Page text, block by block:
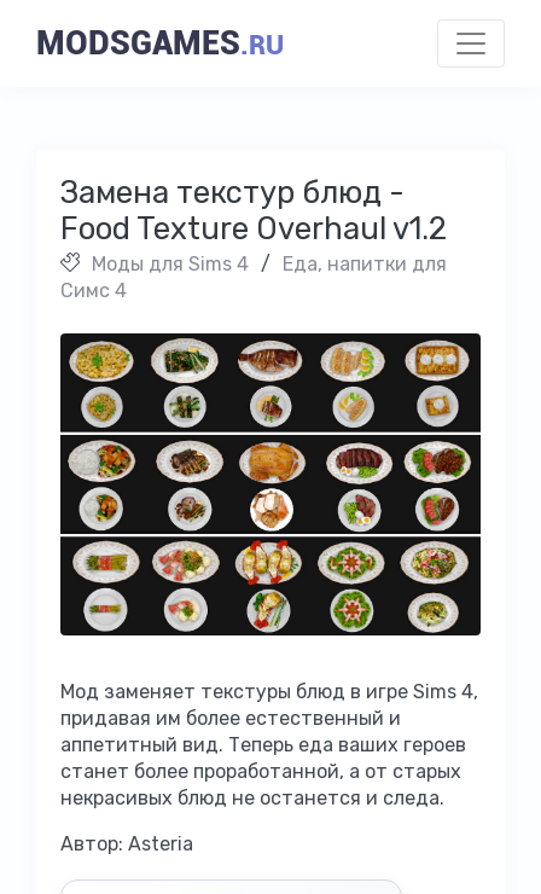
MODSGAMES.RU
Замена текстур блюд -
Food Texture Overhaul v1.2
Моды для Sims 4 /
Еда, напитки для
Симс 4
Мод заменяет текстуры блюд в игре Sims 4,
придавая им более естественный и
аппетитный вид. Теперь еда ваших героев
станет более проработанной, а от старых
некрасивых блюд не останется и следа.
Автор: Asteria